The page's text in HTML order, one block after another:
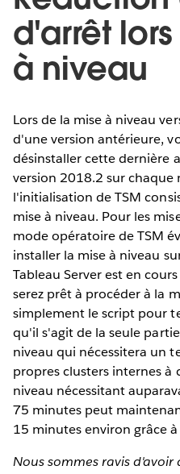
d'arrêt
à niveau
Lors de la mise à niveau
d'une version antérieure,
désinstaller cette dernière
version 2018.2 sur
l'initialisation de TSM
mise à niveau. Pour les
mode opératoire de TSM
installer la mise à niveau
Tableau Server est en
serez prêt à procéder à la
simplement le script pour
qu'il s'agit de la seule
niveau qui nécessitera un
propres clusters internes
niveau nécessitant
75 minutes peut
15 minutes environ grâce à
Nous sommes ravis